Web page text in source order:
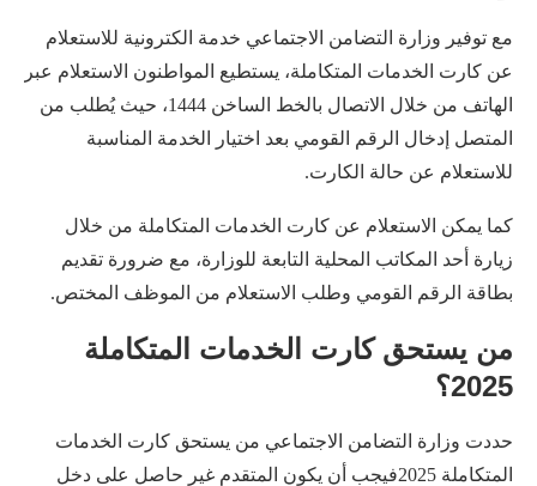
مع توفير وزارة التضامن الاجتماعي خدمة الكترونية للاستعلام
عن كارت الخدمات المتكاملة، يستطيع المواطنون الاستعلام عبر
الهاتف من خلال الاتصال بالخط الساخن 1444، حيث يُطلب من
المتصل إدخال الرقم القومي بعد اختيار الخدمة المناسبة
للاستعلام عن حالة الكارت.
كما يمكن الاستعلام عن كارت الخدمات المتكاملة من خلال
زيارة أحد المكاتب المحلية التابعة للوزارة، مع ضرورة تقديم
بطاقة الرقم القومي وطلب الاستعلام من الموظف المختص.
من يستحق كارت الخدمات المتكاملة
2025؟
حددت وزارة التضامن الاجتماعي من يستحق كارت الخدمات
المتكاملة 2025فيجب أن يكون المتقدم غير حاصل على دخل